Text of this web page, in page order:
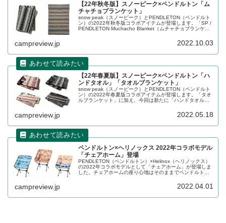
【22年秋冬版】スノーピーク×ペンドルトン「ム
チャチョブランケット」
snow peak（スノーピーク）とPENDLETON（ペンドルト
ン）の2022年秋冬版コラボアイテムが登場します。「SP /
PENDLETON Muchacho Blanket（ムチャチョブランケッ
ットオックスフォード）柄で登場です。詳細をレビューし
campreview.jp 2022.10.03
【22年春夏版】スノーピーク×ペンドルトン「ハ
ンドタオル」「タオルブランケット」
snow peak（スノーピーク）とPENDLETON（ペンドルト
ン）の2022年春夏版コラボアイテムが登場します。「タオ
ルブランケット」に加え、今回は新たに「ハンドタオル」
campreview.jp 2022.05.18
ペンドルトン×ヘリノックス 2022年コラボモデル
「チェアホーム」登場
PENDLETON（ペンドルトン）×Helinox（ヘリノックス）
の2022年コラボモデルとして「チェアホーム」が登場しま
した。チェアホームの座り心地はそのままでペンドルトン
campreview.jp 2022.04.01